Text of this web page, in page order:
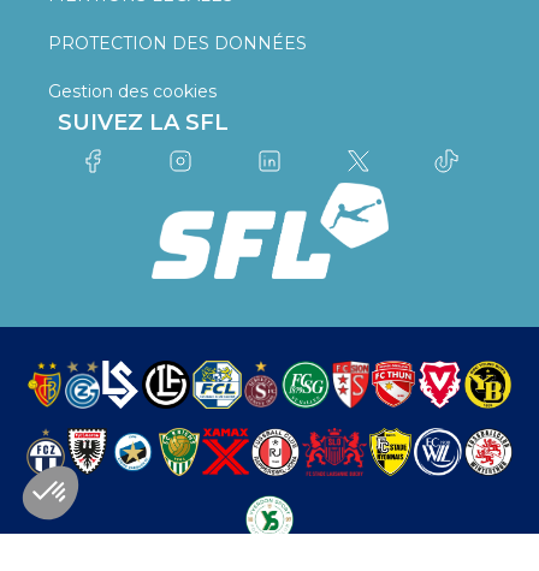
PROTECTION DES DONNÉES
Gestion des cookies
SUIVEZ LA SFL